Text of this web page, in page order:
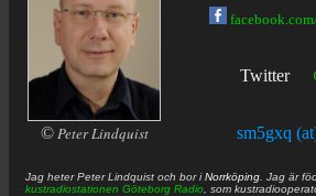
© Peter Lindquist
Twitter
sm5gxq
Jag heterPeter Lindquist och bor iNorrköping . Jag är
kustradiostationen Göteborg Radio , som